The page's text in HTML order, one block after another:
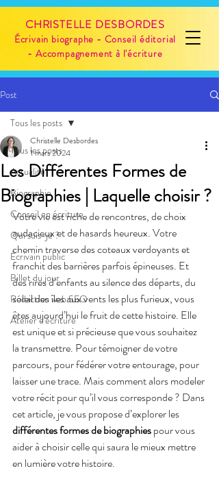
CHRISTELLE DESBORDES
Écrivain biographe - Conseil éditorial
- Accompagnement à l'écriture
Post
Tous les posts
Actualité
Biographie
Conseil en écriture
Qui suis-je ?
Écrivain public
Billet du jour
Rédaction web SEO
Atelier d'écriture
Tous les posts
Les Différentes Formes de
Biographies | Laquelle choisir ?
Christelle Desbordes
1 mars 2024
Votre vie est riche de rencontres, de choix
audacieux et de hasards heureux. Votre
chemin traverse des coteaux verdoyants et
franchit des barrières parfois épineuses. Et
des rires d’enfants au silence des départs, du
soleil des îles aux vents les plus furieux, vous
êtes aujourd’hui le fruit de cette histoire. Elle
est unique et si précieuse que vous souhaitez
la transmettre. Pour témoigner de votre
parcours, pour fédérer votre entourage, pour
laisser une trace. Mais comment alors modeler
votre récit pour qu’il vous corresponde ? Dans
cet article, je vous propose d’explorer les
différentes formes de biographies pour vous
aider à choisir celle qui saura le mieux mettre
en lumière votre histoire.